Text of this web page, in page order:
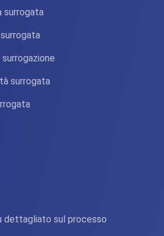
surrogata
surrogata
dettagliato sul processo